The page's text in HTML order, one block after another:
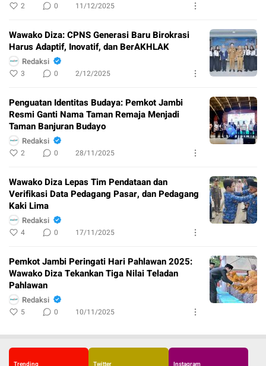
2 0 11/12/2025
Wawako Diza: CPNS Generasi Baru Birokrasi
Harus Adaptif, Inovatif, dan BerAKHLAK
Redaksi
3 0 2/12/2025
Penguatan Identitas Budaya: Pemkot Jambi
Resmi Ganti Nama Taman Remaja Menjadi
Taman Banjuran Budayo
Redaksi
2 0 28/11/2025
Wawako Diza Lepas Tim Pendataan dan
Verifikasi Data Pedagang Pasar, dan Pedagang
Kaki Lima
Redaksi
4 0 17/11/2025
Pemkot Jambi Peringati Hari Pahlawan 2025:
Wawako Diza Tekankan Tiga Nilai Teladan
Pahlawan
Redaksi
5 0 10/11/2025